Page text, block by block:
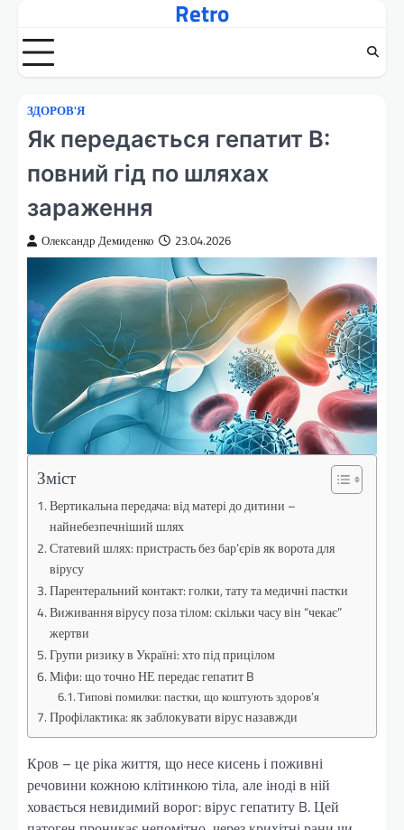
вмісту
Retro
ЗДОРОВ'Я
Як передається гепатит B:
повний гід по шляхах
зараження
Олександр Демиденко 23.04.2026
Зміст
Вертикальна передача: від матері до дитини –
найнебезпечніший шлях
Статевий шлях: пристрасть без бар’єрів як ворота для
вірусу
Парентеральний контакт: голки, тату та медичні пастки
Виживання вірусу поза тілом: скільки часу він “чекає”
жертви
Групи ризику в Україні: хто під прицілом
Міфи: що точно НЕ передає гепатит B
Типові помилки: пастки, що коштують здоров’я
Профілактика: як заблокувати вірус назавжди
Кров – це ріка життя, що несе кисень і поживні
речовини кожною клітинкою тіла, але іноді в ній
ховається невидимий ворог: вірус гепатиту B. Цей